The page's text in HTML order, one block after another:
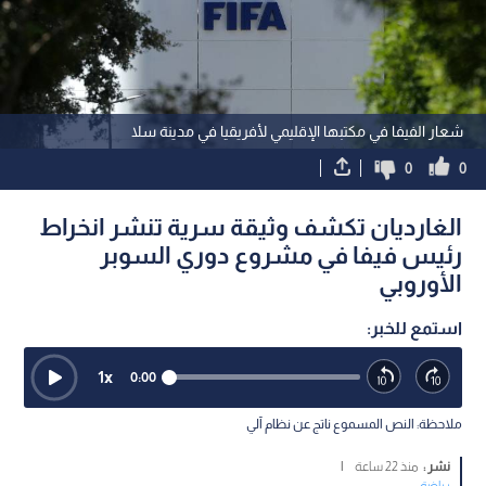
شعار الفيفا في مكتبها الإقليمي لأفريقيا في مدينة سلا
0
0
الغارديان تكشف وثيقة سرية تنشر انخراط
رئيس فيفا في مشروع دوري السوبر
الأوروبي
استمع للخبر:
0:00
1x
ملاحظة: النص المسموع ناتج عن نظام آلي
نشر : منذ 22 ساعة
|